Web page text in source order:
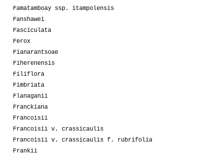
Famatamboay ssp. itampolensis
Fanshawei
Fasciculata
Ferox
Fianarantsoae
Fiherenensis
Filiflora
Fimbriata
Flanaganii
Franckiana
Francoisii
Francoisii v. crassicaulis
Francoisii v. crassicaulis f. rubrifolia
Frankii